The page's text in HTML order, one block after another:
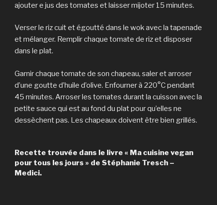
ajouter e jus des tomates et laisser mijoter 15 minutes.
Verser le riz cuit et égoutté dans le wok avec la tapenade
et mélanger. Remplir chaque tomate de riz et disposer
dans le plat.
Garnir chaque tomate de son chapeau, saler et arroser
d’une goutte d’huile d’olive. Enfourner à 220°C pendant
45 minutes. Arroser les tomates durant la cuisson avec la
petite sauce qui est au fond du plat pour qu’elles ne
dessèchent pas. Les chapeaux doivent être bien grillés.
Recette trouvée dans le livre « Ma cuisine vegan
pour tous les jours » de Stéphanie Tresch –
Medici.